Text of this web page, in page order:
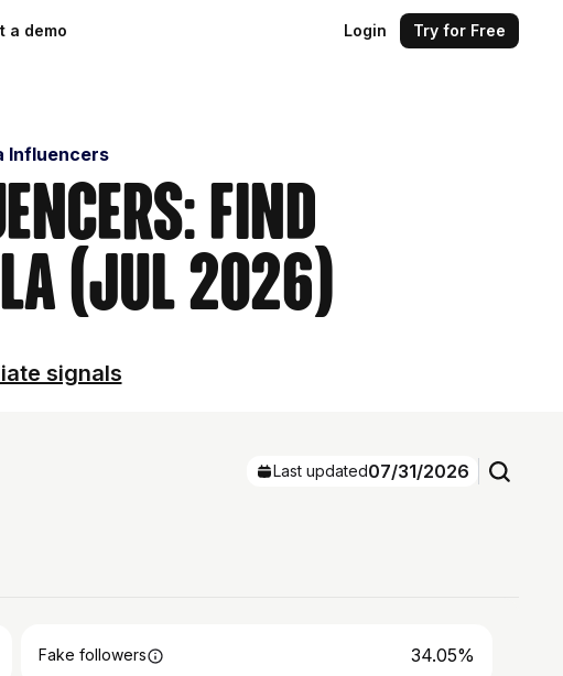
a demo Login Try for Free
Influencers
Find
(Jul 2026)
signals
Last updated07/31/2026
Fake followers 34.05%